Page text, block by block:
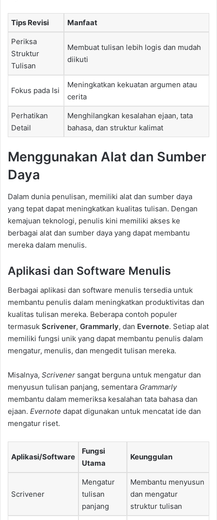
Tips Revisi Manfaat
Periksa
Struktur
Tulisan
Membuat tulisan lebih logis dan mudah
diikuti
Fokus pada Isi
Meningkatkan kekuatan argumen atau
cerita
Perhatikan
Detail
Menghilangkan kesalahan ejaan, tata
bahasa, dan struktur kalimat
Menggunakan Alat dan Sumber
Daya
Dalam dunia penulisan, memiliki alat dan sumber daya
yang tepat dapat meningkatkan kualitas tulisan. Dengan
kemajuan teknologi, penulis kini memiliki akses ke
berbagai alat dan sumber daya yang dapat membantu
mereka dalam menulis.
Aplikasi dan Software Menulis
Berbagai aplikasi dan software menulis tersedia untuk
membantu penulis dalam meningkatkan produktivitas dan
kualitas tulisan mereka. Beberapa contoh populer
termasuk Scrivener, Grammarly, dan Evernote. Setiap alat
memiliki fungsi unik yang dapat membantu penulis dalam
mengatur, menulis, dan mengedit tulisan mereka.
Misalnya, Scrivener sangat berguna untuk mengatur dan
menyusun tulisan panjang, sementara Grammarly
membantu dalam memeriksa kesalahan tata bahasa dan
ejaan. Evernote dapat digunakan untuk mencatat ide dan
mengatur riset.
Aplikasi/Software
Fungsi
Utama
Keunggulan
Scrivener
Mengatur
tulisan
panjang
Membantu menyusun
dan mengatur
struktur tulisan